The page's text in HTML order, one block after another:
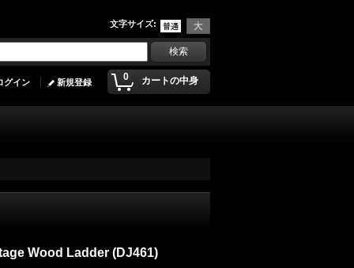
文字サイズ:
0 カートの中身
グイン 新規登録
Wood Ladder (DJ461)